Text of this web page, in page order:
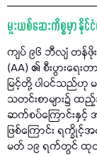
မူးယစ်ဆေးကိစ္စမှာ နို
ကျပ် ၉၆ ဘီလျံ တန်ဖို
(AA) ၏ စီးပွားရေး
မြင့်တို့ ပါဝင်သည်ဟု
သတင်းစာများ၌
ဆက်စပ်ကြောင်းနှင့်
ဖြစ်ကြောင်း ရက္ခို
မတ် ၁၉ ရက်တွင် ထု